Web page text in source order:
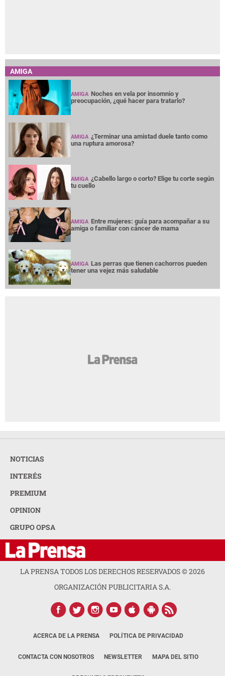
AMIGA
AMIGA Noches en vela por insomnio y
preocupación, ¿qué hacer para tratarlo?
AMIGA ¿Terminar una amistad duele tanto como
una ruptura amorosa?
AMIGA ¿Cabello largo o corto? Elige tu corte según
tu cuello
AMIGA Entre mujeres: guía para acompañar a su
amiga o familiar con cáncer de mama
AMIGA Las perras que tienen cachorros pueden
tener una vejez más saludable
NOTICIAS
INTERÉS
PREMIUM
OPINION
GRUPO OPSA
LA PRENSA TODOS LOS DERECHOS RESERVADOS ©2026
ORGANIZACIÓN PUBLICITARIA S.A.
ACERCA DE LA PRENSA POLÍTICA DE PRIVACIDAD
CONTACTA CON NOSOTROS NEWSLETTER MAPA DEL SITIO